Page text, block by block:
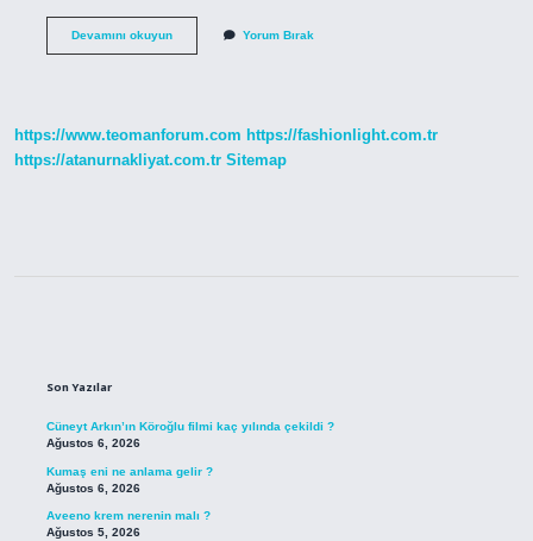
Devamını okuyunAksarayın
Yorum Bırak
https://www.teomanforum.com https://fashionlight.com.tr
https://atanurnakliyat.com.tr Sitemap
Son Yazılar
Cüneyt Arkın’ın Köroğlu filmi kaç yılında çekildi ?
Ağustos 6, 2026
Kumaş eni ne anlama gelir ?
Ağustos 6, 2026
Aveeno krem nerenin malı ?
Ağustos 5, 2026